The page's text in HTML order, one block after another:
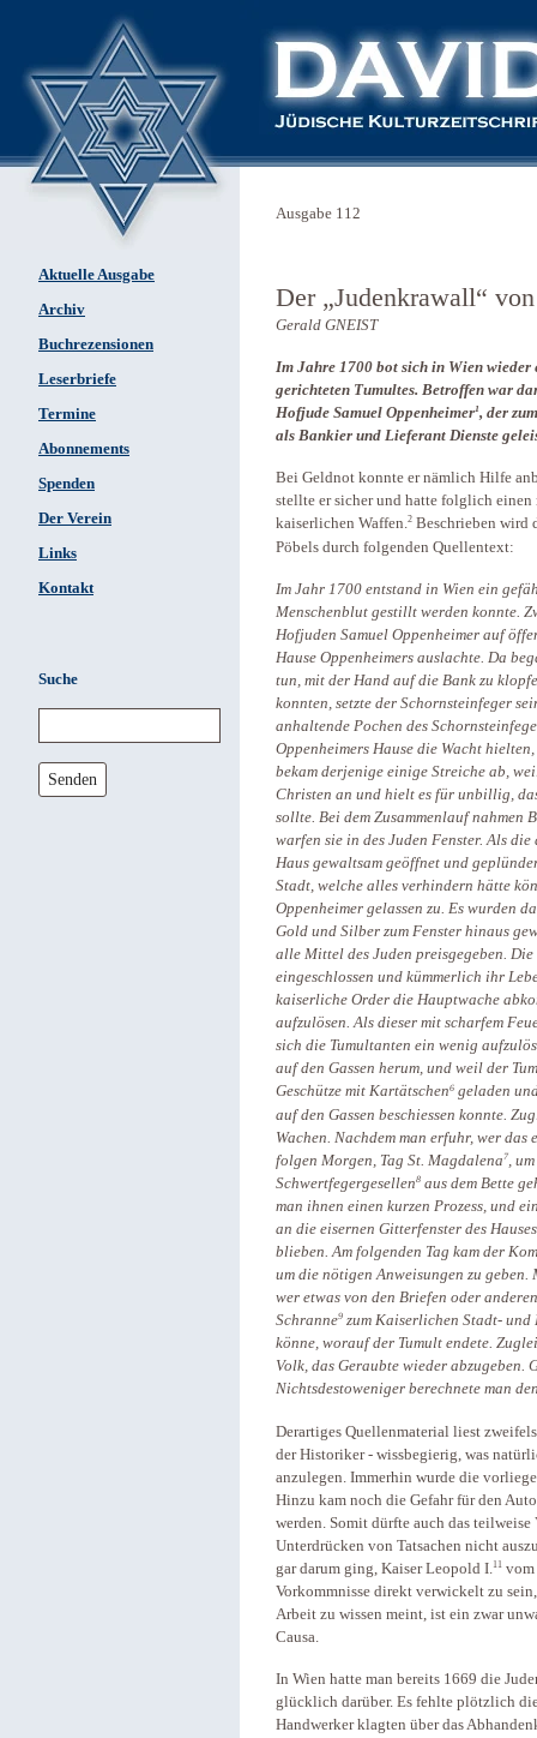
Aktuelle Ausgabe
Archiv
Buchrezensionen
Leserbriefe
Termine
Abonnements
Spenden
Der Verein
Links
Kontakt
Suche
Senden
Ausgabe 112
Der „Judenkrawall“
Gerald GNEIST
Im Jahre 1700 bot sich in Wien wieder
gerichteten Tumultes. Betroffen war
Hofjude Samuel Oppenheimer1, der
als Bankier und Lieferant Dienste
Bei Geldnot konnte er nämlich Hilfe
stellte er sicher und hatte folglich
kaiserlichen Waffen.2 Beschrieben wird
Pöbels durch folgenden Quellentext:
Im Jahr 1700 entstand in Wien ein
Menschenblut gestillt werden konnte.
Hofjuden Samuel Oppenheimer auf
Hause Oppenheimers auslachte. Da
tun, mit der Hand auf die Bank zu
konnten, setzte der Schornsteinfeger
anhaltende Pochen des
Oppenheimers Hause die Wacht
bekam derjenige einige Streiche ab,
Christen an und hielt es für unbillig,
sollte. Bei dem Zusammenlauf nahmen
warfen sie in des Juden Fenster. Als die
Haus gewaltsam geöffnet und
Stadt, welche alles verhindern hätte
Oppenheimer gelassen zu. Es wurden
Gold und Silber zum Fenster hinaus
alle Mittel des Juden preisgegeben.
eingeschlossen und kümmerlich ihr
kaiserliche Order die Hauptwache
aufzulösen. Als dieser mit scharfem
sich die Tumultanten ein wenig
auf den Gassen herum, und weil der
Geschütze mit Kartätschen6 geladen
auf den Gassen beschiessen konnte.
Wachen. Nachdem man erfuhr, wer
folgen Morgen, Tag St. Magdalena 7,
Schwertfegergesellen8 aus dem Bette
man ihnen einen kurzen Prozess, und
an die eisernen Gitterfenster des
blieben. Am folgenden Tag kam der
um die nötigen Anweisungen zu
wer etwas von den Briefen oder
Schranne9 zum Kaiserlichen Stadt-
könne, worauf der Tumult endete.
Volk, das Geraubte wieder abzugeben.
Nichtsdestoweniger berechnete man
Derartiges Quellenmaterial liest
der Historiker - wissbegierig, was
anzulegen. Immerhin wurde die
Hinzu kam noch die Gefahr für den
werden. Somit dürfte auch das
Unterdrücken von Tatsachen nicht
gar darum ging, Kaiser Leopold I.11 vom
Vorkommnisse direkt verwickelt zu
Arbeit zu wissen meint, ist ein zwar
Causa.
In Wien hatte man bereits 1669 die
glücklich darüber. Es fehlte plötzlich
Handwerker klagten über das